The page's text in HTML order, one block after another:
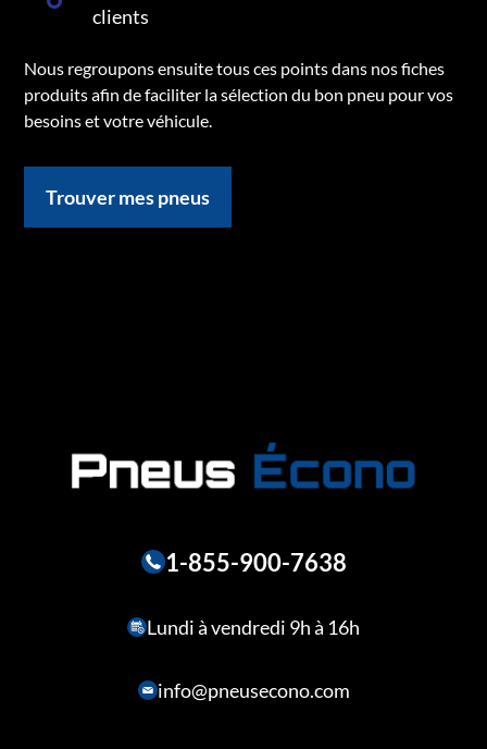
clients
Nous regroupons ensuite tous ces points dans nos fiches
produits afin de faciliter la sélection du bon pneu pour vos
besoins et votre véhicule.
Trouver mes pneus
1-855-900-7638
Lundi à vendredi 9h à 16h
info@pneusecono.com